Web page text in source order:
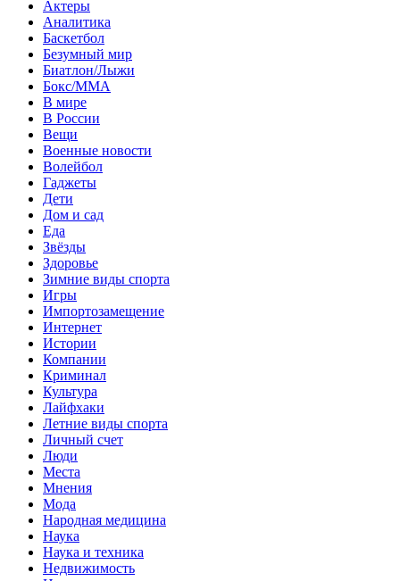
Актеры
Аналитика
Баскетбол
Безумный мир
Биатлон/Лыжи
Бокс/MMA
В мире
В России
Вещи
Военные новости
Волейбол
Гаджеты
Дети
Дом и сад
Еда
Звёзды
Здоровье
Зимние виды спорта
Игры
Импортозамещение
Интернет
Истории
Компании
Криминал
Культура
Лайфхаки
Летние виды спорта
Личный счет
Люди
Места
Мнения
Мода
Народная медицина
Наука
Наука и техника
Недвижимость